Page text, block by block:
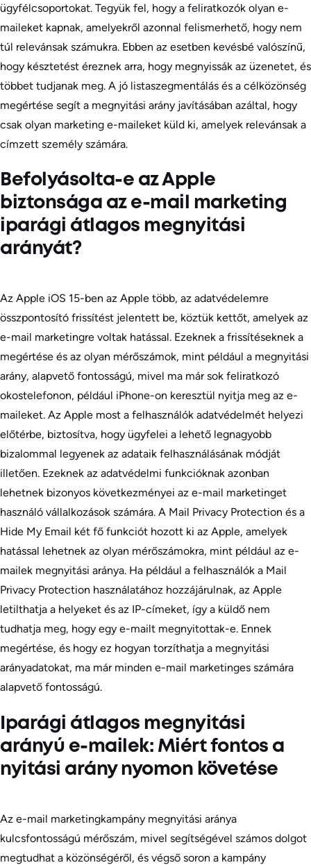
ügyfélcsoportokat. Tegyük fel, hogy a feliratkozók olyan e-
maileket kapnak, amelyekről azonnal felismerhető, hogy nem
túl relevánsak számukra. Ebben az esetben kevésbé valószínű,
hogy késztetést éreznek arra, hogy megnyissák az üzenetet, és
többet tudjanak meg. A jó listaszegmentálás és a célközönség
megértése segít a megnyitási arány javításában azáltal, hogy
csak olyan marketing e-maileket küld ki, amelyek relevánsak a
címzett személy számára.
Befolyásolta-e az Apple
biztonsága az e-mail marketing
iparági átlagos megnyitási
arányát?
Az Apple iOS 15-ben az Apple több, az adatvédelemre
összpontosító frissítést jelentett be, köztük kettőt, amelyek az
e-mail marketingre voltak hatással. Ezeknek a frissítéseknek a
megértése és az olyan mérőszámok, mint például a megnyitási
arány, alapvető fontosságú, mivel ma már sok feliratkozó
okostelefonon, például iPhone-on keresztül nyitja meg az e-
maileket. Az Apple most a felhasználók adatvédelmét helyezi
előtérbe, biztosítva, hogy ügyfelei a lehető legnagyobb
bizalommal legyenek az adataik felhasználásának módját
illetően. Ezeknek az adatvédelmi funkcióknak azonban
lehetnek bizonyos következményei az e-mail marketinget
használó vállalkozások számára. A Mail Privacy Protection és a
Hide My Email két fő funkciót hozott ki az Apple, amelyek
hatással lehetnek az olyan mérőszámokra, mint például az e-
mailek megnyitási aránya. Ha például a felhasználók a Mail
Privacy Protection használatához hozzájárulnak, az Apple
letilthatja a helyeket és az IP-címeket, így a küldő nem
tudhatja meg, hogy egy e-mailt megnyitottak-e. Ennek
megértése, és hogy ez hogyan torzíthatja a megnyitási
arányadatokat, ma már minden e-mail marketinges számára
alapvető fontosságú.
Iparági átlagos megnyitási
arányú e-mailek: Miért fontos a
nyitási arány nyomon követése
Az e-mail marketingkampány megnyitási aránya
kulcsfontosságú mérőszám, mivel segítségével számos dolgot
megtudhat a közönségéről, és végső soron a kampány